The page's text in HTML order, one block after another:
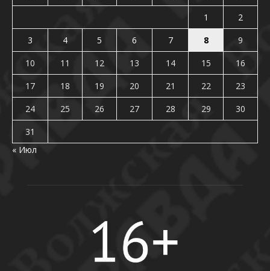
1
2
3
4 5 6 7 8
9
10
11 12 13 14 15
16
17
18 19 20 21 22
23
24
25 26 27 28 29
30
31
« Июл